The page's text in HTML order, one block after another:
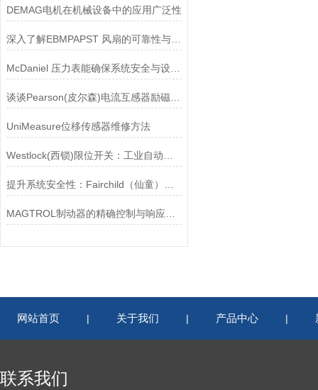
DEMAG电机在机械设备中的应用广泛性
深入了解EBMPAPST 风扇的可靠性与耐用性
McDaniel 压力表能确保系统安全与设备寿命延长
谈谈Pearson(皮尔森)电流互感器励磁特性试验的目的
UniMeasure位移传感器维修方法
网站首页 | 关于我们 | 产品中心 |
联系我们